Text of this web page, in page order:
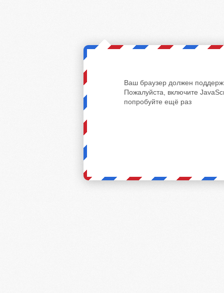
Ваш браузер должен
Пожалуйста, включите
попробуйте ещё раз